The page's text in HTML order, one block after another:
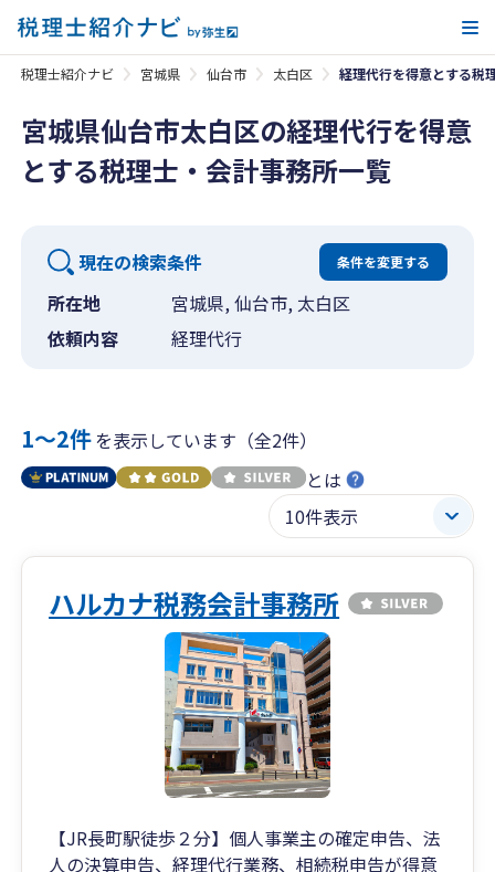
税理士紹介ナビ 宮城県 仙台市 太白区 経理代行を得意とする税
宮城県仙台市太白区の経理代行を得意
とする税理士・会計事務所一覧
現在の検索条件 条件を変更する
所在地
宮城県, 仙台市, 太白区
依頼内容
経理代行
1〜2件を表示しています（全2件）
とは
ハルカナ税務会計事務所
【JR長町駅徒歩２分】個人事業主の確定申告、法
人の決算申告、経理代行業務、相続税申告が得意